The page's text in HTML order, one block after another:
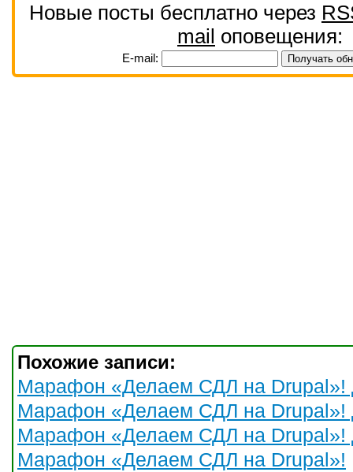
Новые посты бесплатно через
mail оповещения:
E-mail:
Похожие записи:
Марафон «Делаем СДЛ на Drupal»!
Марафон «Делаем СДЛ на Drupal»!
Марафон «Делаем СДЛ на Drupal»!
Марафон «Делаем СДЛ на Drupal»!